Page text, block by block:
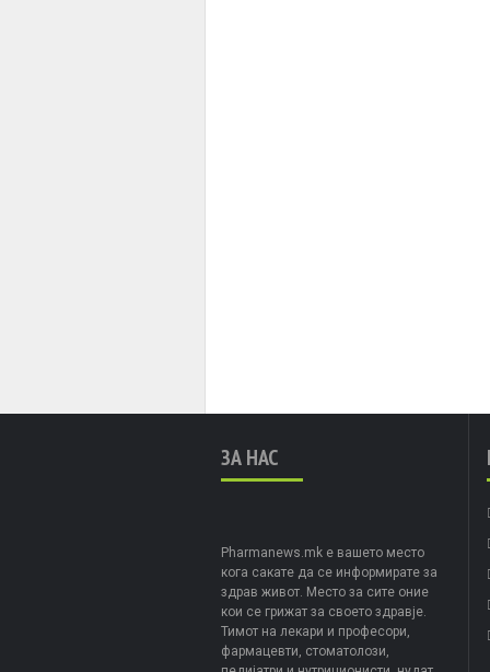
ЗА НАС
Pharmanews.mk е вашето место
кога сакате да се информирате за
здрав живот. Место за сите оние
кои се грижат за своето здравје.
Тимот на лекари и професори,
фармацевти, стоматолози,